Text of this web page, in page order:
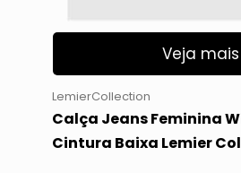
Veja mais
LemierCollection
Calça Jeans Feminina
Cintura Baixa Lemier